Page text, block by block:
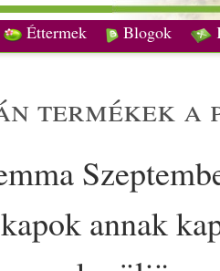
Éttermek Blogok
termékek a
annak